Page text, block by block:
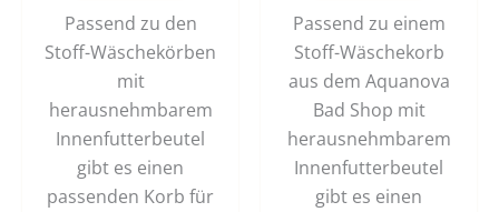
Passend zu den
Stoff-Wäschekörben
mit
herausnehmbarem
Innenfutterbeutel
gibt es einen
passenden Korb für
Passend zu einem
Stoff-Wäschekorb
aus dem Aquanova
Bad Shop mit
herausnehmbarem
Innenfutterbeutel
gibt es einen